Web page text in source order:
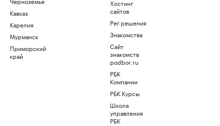
Кавказ
Карелия
Мурманск
Приморский
край
Хостинг
сайтов
Рег.решения
Знакомства
Сайт
знакомств
podbor.ru
РБК
Компании
РБК Курсы
Школа
управления
РБК